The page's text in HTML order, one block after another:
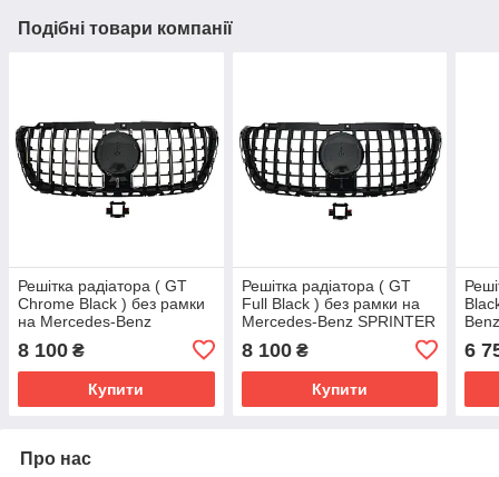
Подібні товари компанії
Решітка радіатора ( GT
Chrome Black ) без рамки
на Mercedes-Benz
2025 року
8 100 ₴
Купити
Решітка радіатора ( GT
Full Black ) без рамки на
Mercedes-Benz SPRINTER
8 100₴
Купити
6
Про нас